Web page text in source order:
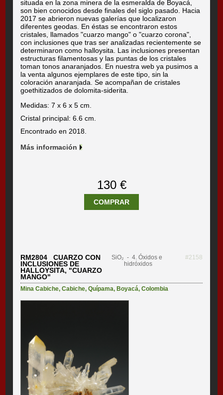
situada en la zona minera de la esmeralda de Boyacá,
son bien conocidos desde finales del siglo pasado. Hacia
2017 se abrieron nuevas galerías que localizaron
diferentes geodas. En éstas se encontraron estos
cristales, llamados "cuarzo mango" o "cuarzo corona",
con inclusiones que tras ser analizadas recientemente se
determinaron como halloysita. Las inclusiones presentan
estructuras filamentosas y las puntas de los cristales
toman tonos anaranjados. En nuestra web ya pusimos a
la venta algunos ejemplares de este tipo, sin la
coloración anaranjada. Se acompañan de cristales
goethitizados de dolomita-siderita.
Medidas: 7 x 6 x 5 cm.
Cristal principal: 6.6 cm.
Encontrado en 2018.
Más información
130 €
COMPRAR
RM2804 CUARZO CON
INCLUSIONES DE
HALLOYSITA, "CUARZO
MANGO"
SiO₂ - 4. Óxidos e
hidróxidos
#2158
Mina Cabiche,Cabiche,Quípama,Boyacá,Colombia